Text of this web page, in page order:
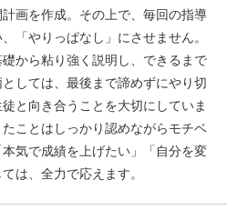
画を作成。その上で、毎回の指導
「やりっぱなし」にさせません。
から粘り強く説明し、できるまで
しては、最後まで諦めずにやり切
と向き合うことを大切にしていま
ことはしっかり認めながらモチベ
気で成績を上げたい」「自分を変
は、全力で応えます。